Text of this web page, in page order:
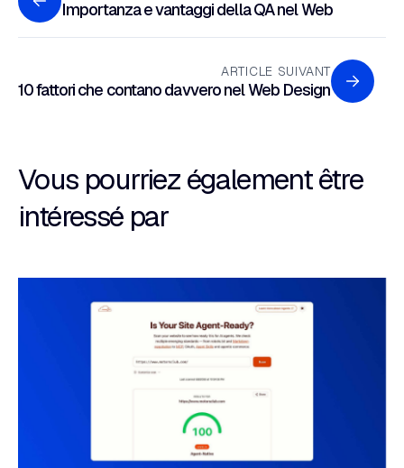
Importanza e vantaggi della QA nel Web
ARTICLE SUIVANT
10 fattori che contano davvero nel Web Design
Vous pourriez également être
intéressé par